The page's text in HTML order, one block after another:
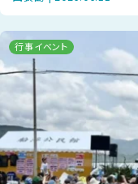
行事イベント